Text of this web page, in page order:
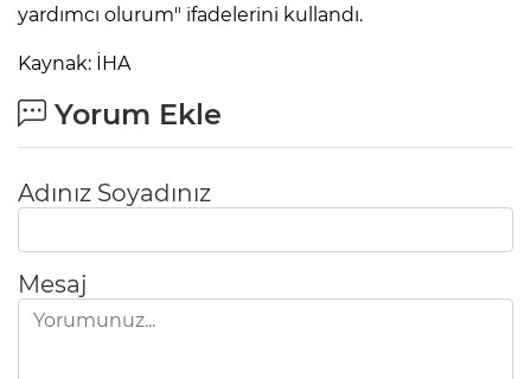
yardımcı olurum" ifadelerini kullandı.
Kaynak: İHA
Yorum Ekle
Adınız Soyadınız
Mesaj